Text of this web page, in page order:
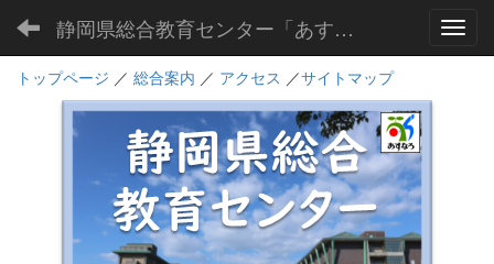
静岡県総合教育センター「あすなろ」
トップページ ／ 総合案内 ／ アクセス ／サイトマップ